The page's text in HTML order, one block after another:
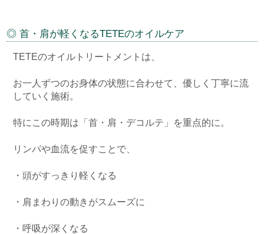
◎ 首・肩が軽くなるTETEのオイルケア
TETEのオイルトリートメントは、
お一人ずつのお身体の状態に合わせて、優しく丁寧に流
していく施術。
特にこの時期は「首・肩・デコルテ」を重点的に。
リンパや血流を促すことで、
・頭がすっきり軽くなる
・肩まわりの動きがスムーズに
・呼吸が深くなる